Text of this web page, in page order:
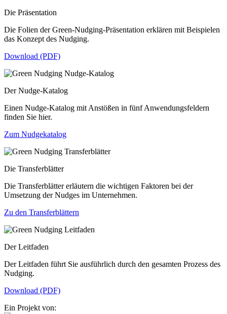
Die Präsentation
Die Folien der Green-Nudging-Präsentation erklären mit Beispielen
das Konzept des Nudging.
Download (PDF)
Der Nudge-Katalog
Einen Nudge-Katalog mit Anstößen in fünf Anwendungsfeldern
finden Sie hier.
Zum Nudgekatalog
Die Transferblätter
Die Transferblätter erläutern die wichtigen Faktoren bei der
Umsetzung der Nudges im Unternehmen.
Zu den Transferblättern
Der Leitfaden
Der Leitfaden führt Sie ausführlich durch den gesamten Prozess des
Nudging.
Download (PDF)
Ein Projekt von: